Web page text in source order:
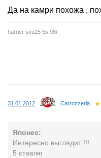
Да на камри похожа ,
harrier sxu15 5s 98г
31.01.2012 Carrozzeria
Японес:
Интересно выглядит !!!
5 ставлю